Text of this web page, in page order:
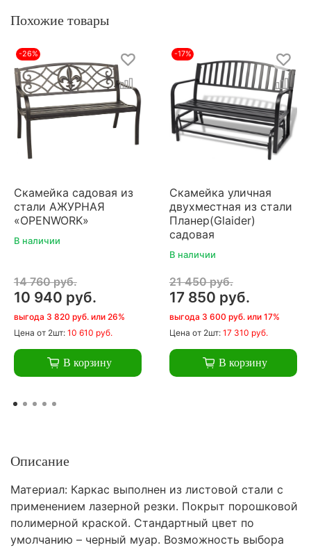
Похожие товары
-26%
Скамейка садовая из
стали АЖУРНАЯ
«OPENWORK»
В наличии
14 760 руб.
10 940 руб.
выгода 3 820 руб. или 26%
Цена от 2шт: 10 610 руб.
В корзину
-17%
Скамейка уличная
двухместная из стали
Планер(Glaider)
садовая
В наличии
21 450 руб.
17 850 руб.
выгода 3 600 руб. или 17%
Цена от 2шт: 17 310 руб.
В корзину
Описание
Материал: Каркас выполнен из листовой стали с
применением лазерной резки. Покрыт порошковой
полимерной краской. Стандартный цвет по
умолчанию – черный муар. Возможность выбора